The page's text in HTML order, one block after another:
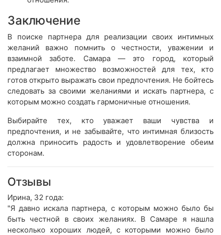
Заключение
В поиске партнера для реализации своих интимных
желаний важно помнить о честности, уважении и
взаимной заботе. Самара — это город, который
предлагает множество возможностей для тех, кто
готов открыто выражать свои предпочтения. Не бойтесь
следовать за своими желаниями и искать партнера, с
которым можно создать гармоничные отношения.
Выбирайте тех, кто уважает ваши чувства и
предпочтения, и не забывайте, что интимная близость
должна приносить радость и удовлетворение обеим
сторонам.
Отзывы
Ирина, 32 года:
"Я давно искала партнера, с которым можно было бы
быть честной в своих желаниях. В Самаре я нашла
несколько хороших людей, с которыми можно было